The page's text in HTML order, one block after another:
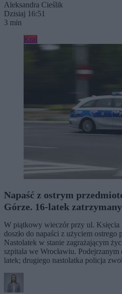
Aleksandra Cieślik
Dzisiaj 16:51
3 min
Kraj
Napaść z ostrym
Górze. 16-latek zatrzymany
W piątkowy wieczór przy ul.
doszło do napaści z użyciem ostrego
Nastolatek w stanie zagrażającym
szpitala we Wrocławiu.
latek; drugiego nastolatka policja